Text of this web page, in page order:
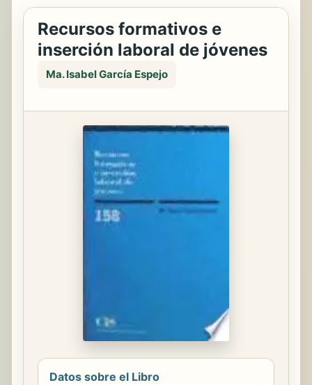
Recursos formativos e
inserción laboral de jóvenes
Ma. Isabel García Espejo
Datos sobre el Libro